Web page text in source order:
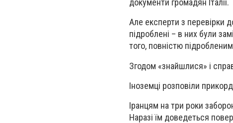
документи громадян Італії.
Але експерти з перевірки
підроблені – в них були
того, повністю
Згодом «знайшлися» і
Іноземці розповіли
Іранцям на три роки
Наразі їм доведеться